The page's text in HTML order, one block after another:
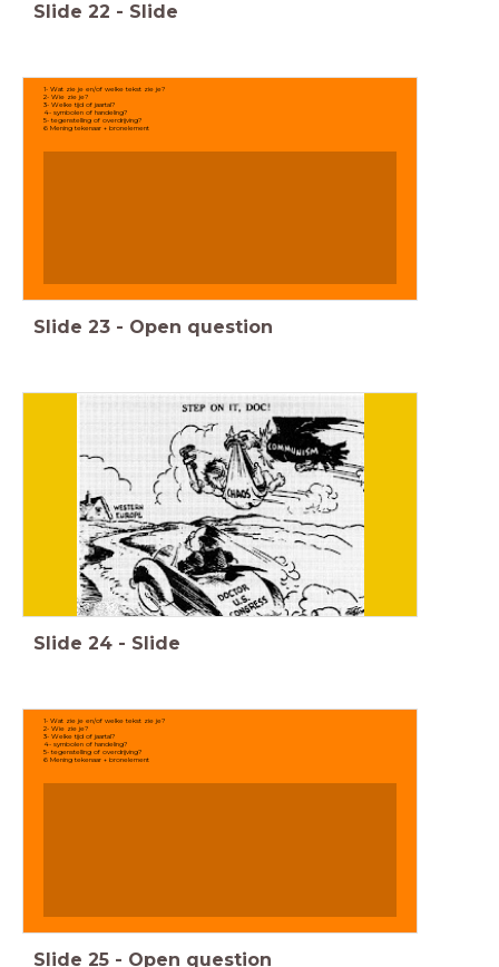
Slide 22 - Slide
1- Wat zie je en/of welke tekst zie je?
2- Wie zie je?
3- Welke tijd of jaartal?
4- symbolen of handeling?
5- tegenstelling of overdrijving?
6 Mening tekenaar + bronelement
Slide 23 - Open question
Slide 24 - Slide
1- Wat zie je en/of welke tekst zie je?
2- Wie zie je?
3- Welke tijd of jaartal?
4- symbolen of handeling?
5- tegenstelling of overdrijving?
6 Mening tekenaar + bronelement
Slide 25 - Open question